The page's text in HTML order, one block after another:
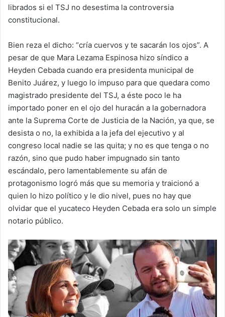
librados si el TSJ no desestima la controversia
constitucional.
Bien reza el dicho: “cría cuervos y te sacarán los ojos”. A
pesar de que Mara Lezama Espinosa hizo síndico a
Heyden Cebada cuando era presidenta municipal de
Benito Juárez, y luego lo impuso para que quedara como
magistrado presidente del TSJ, a éste poco le ha
importado poner en el ojo del huracán a la gobernadora
ante la Suprema Corte de Justicia de la Nación, ya que, se
desista o no, la exhibida a la jefa del ejecutivo y al
congreso local nadie se las quita; y no es que tenga o no
razón, sino que pudo haber impugnado sin tanto
escándalo, pero lamentablemente su afán de
protagonismo logró más que su memoria y traicionó a
quien lo hizo político y le dio nivel, pues no hay que
olvidar que el yucateco Heyden Cebada era solo un simple
notario público.